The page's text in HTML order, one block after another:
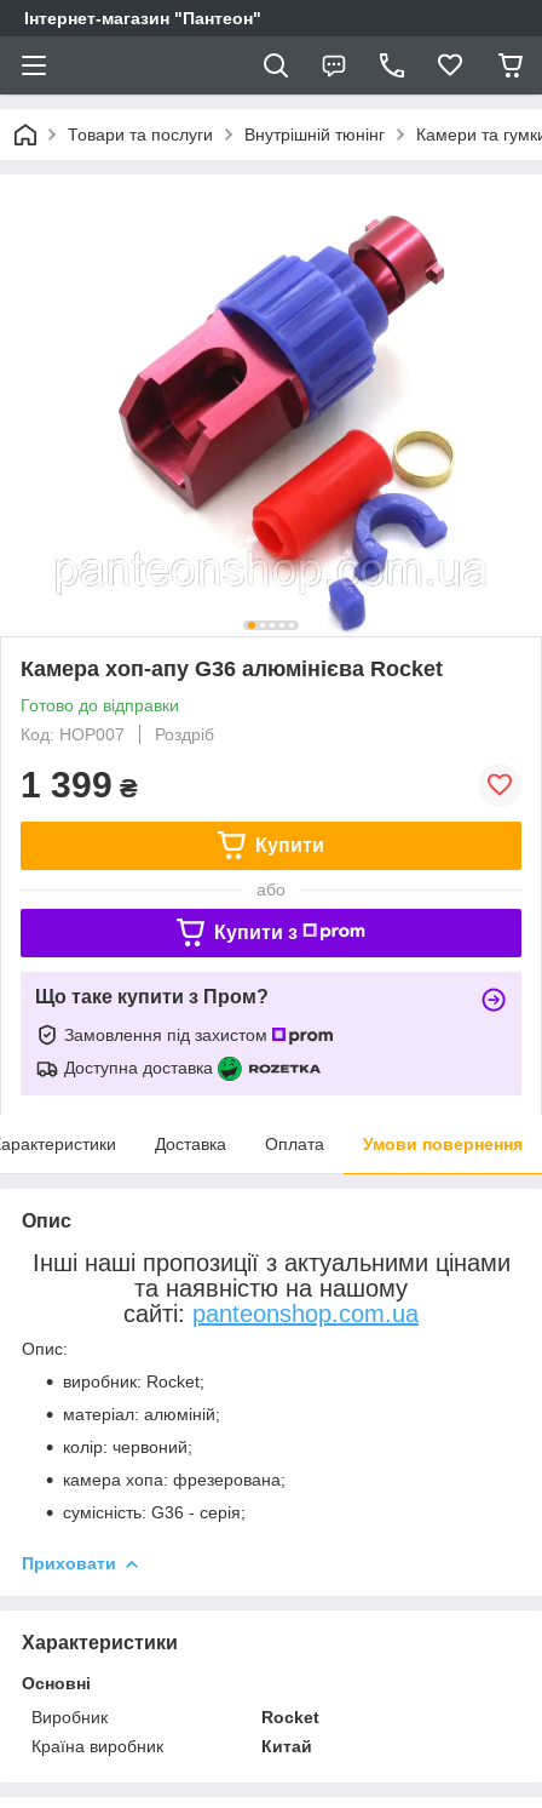
Інтернет-магазин "Пантеон"
Товари та послуги Внутрішній тюнінг Камери та
Камера хоп-апу G36 алюмінієва Rocket
Готово до відправки
Код: HOP007
Роздріб
1 399 ₴
Купити
або
Купити з
Що таке купити з Пром?
Замовлення під захистом
Доступна доставка
Доставка Оплата Умови повернення
Опис
Інші наші пропозиції з актуальними цінами
та наявністю на нашому
сайті: panteonshop.com.ua
Опис:
виробник: Rocket;
матеріал: алюміній;
колір: червоний;
камера хопа: фрезерована;
сумісність: G36 - серія;
Приховати
Характеристики
Основні
Виробник
Rocket
Країна виробник
Китай